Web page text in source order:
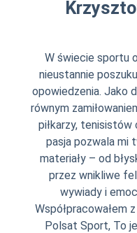
W świecie sportu
nieustannie
opowiedzenia. Jako
równym
piłkarzy, tenisistów
pasja pozwala mi
materiały – od
przez wnikliwe
wywiady i
Współpracowałem
Polsat Sport, To